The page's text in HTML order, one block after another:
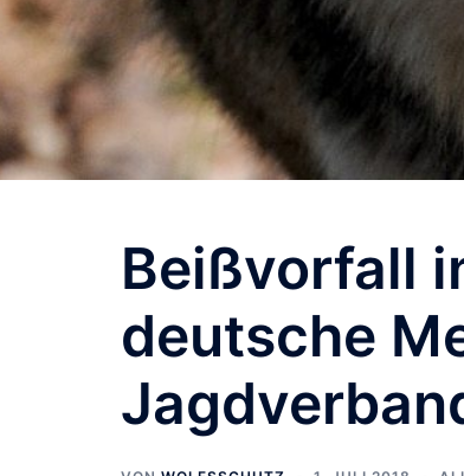
Beißvorfall
deutsche